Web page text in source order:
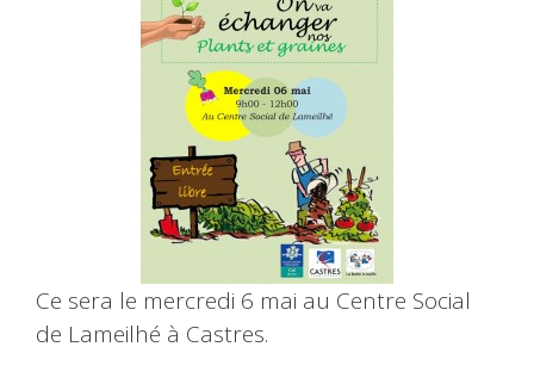
Ce sera le mercredi 6 mai au Centre Social
de Lameilhé à Castres.